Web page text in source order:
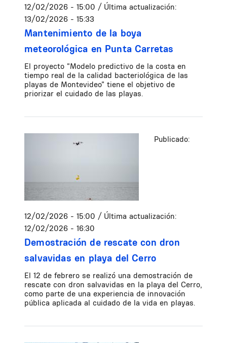
12/02/2026 - 15:00 / Última actualización:
13/02/2026 - 15:33
Mantenimiento de la boya
meteorológica en Punta Carretas
El proyecto “Modelo predictivo de la costa en
tiempo real de la calidad bacteriológica de las
playas de Montevideo” tiene el objetivo de
priorizar el cuidado de las playas.
Publicado:
12/02/2026 - 15:00 / Última actualización:
12/02/2026 - 16:30
Demostración de rescate con dron
salvavidas en playa del Cerro
El 12 de febrero se realizó una demostración de
rescate con dron salvavidas en la playa del Cerro,
como parte de una experiencia de innovación
pública aplicada al cuidado de la vida en playas.